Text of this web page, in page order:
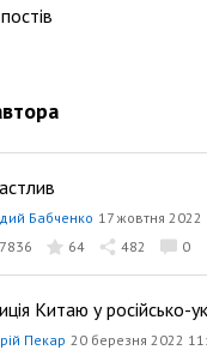
Бабченко 17 жовтня 2022
64 482 0
Китаю у російсько-
Пекар 20 березня 2022